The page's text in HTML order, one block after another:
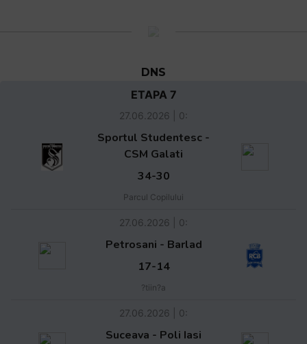
DNS
ETAPA 7
27.06.2026 | 0:
Sportul Studentesc -
CSM Galati
34-30
Parcul Copilului
27.06.2026 | 0:
Petrosani - Barlad
17-14
?tiin?a
27.06.2026 | 0:
Suceava - Poli Iasi